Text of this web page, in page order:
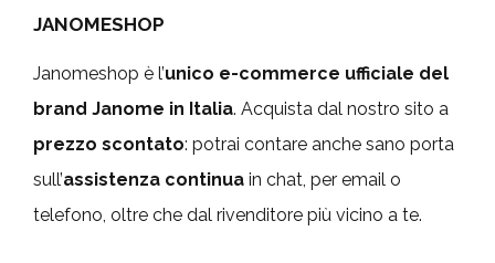
JANOMESHOP
Janomeshop è l’unico e-commerce ufficiale del
brand Janome in Italia. Acquista dal nostro sito a
prezzo scontato: potrai contare anche sano porta
sull’assistenza continua in chat, per email o
telefono, oltre che dal rivenditore più vicino a te.